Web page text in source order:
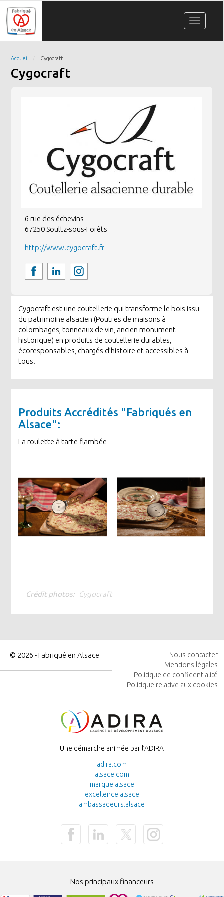
Aller
au
contenu
principal
Toggle
Accueil Cygocraft
Cygocraft
6 rue des échevins
67250 Soultz-sous-Forêts
http://www.cygocraft.fr
Cygocraft est une coutellerie qui transforme le bois issu
du patrimoine alsacien (Poutres de maisons à
colombages, tonneaux de vin, ancien monument
historique) en produits de coutellerie durables,
écoresponsables, chargés d’histoire et accessibles à
tous.
Produits Accrédités "Fabriqués en
Alsace":
La roulette à tarte flambée
Crédit photos Cygocraft
© 2026 - Fabriqué en Alsace
PIED
PAGE
Nous contacter
Mentions légales
Politique de confidentialité
Politique relative aux cookies
Une démarche animée par l’ADIRA
adira.com
alsace.com
marque.alsace
excellence.alsace
ambassadeurs.alsace
Nos principaux financeurs
Panneau de gestion des cookies